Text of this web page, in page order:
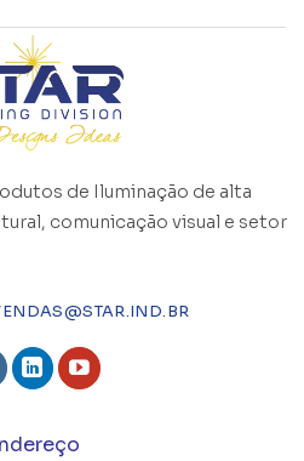
de Iluminação de alta
comunicação visual e setor